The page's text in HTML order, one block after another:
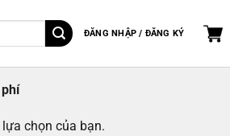
ĐĂNG NHẬP / ĐĂNG KÝ
chọn của bạn.